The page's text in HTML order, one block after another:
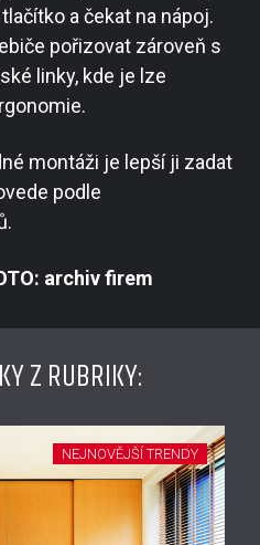
a čekat na nápoj.
pořizovat zároveň s
linky, kde je lze
montáži je lepší ji zadat
podle
archiv firem
Z RUBRIKY:
NEJNOVĚJŠÍ TRENDY